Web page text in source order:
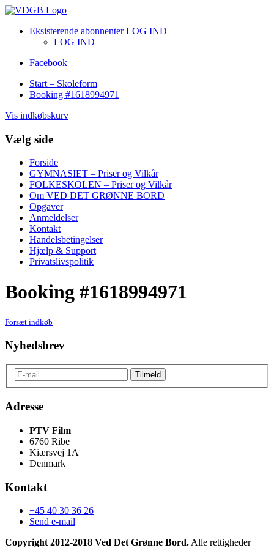
Eksisterende abonnenter LOG IND
LOG IND
Facebook
Start – Skoleform
Booking #1618994971
Vis indkøbskurv
Vælg side
Forside
GYMNASIET – Priser og Vilkår
FOLKESKOLEN – Priser og Vilkår
Om VED DET GRØNNE BORD
Opgaver
Anmeldelser
Kontakt
Handelsbetingelser
Hjælp & Support
Privatslivspolitik
Booking #1618994971
Forsæt indkøb
Nyhedsbrev
Adresse
PTV Film
6760 Ribe
Kiærsvej 1A
Denmark
Kontakt
+45 40 30 36 26
Send e-mail
Copyright 2012-2018 Ved Det Grønne Bord. Alle rettigheder